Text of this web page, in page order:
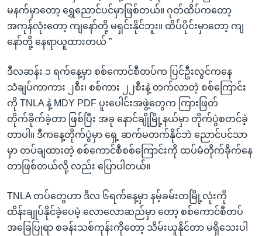
မနက်မှာတော့ ရွှေညောင်ပင်မှာဖြစ်တယ်။ ဂုတ်ထိပ်ကတော့
အကုန်လုံးတော့ ကျနော်တို့ မရှင်းနိုင်ဘူး။ ထိပ်ပိုင်းမှာတော့ ကျ
နော်တို့ နေရာယူထားတယ် ”
ဒီလဆန်း ၁ ရက်နေ့မှာ စစ်ကောင်စီတပ်က ပြင်ဦးလွင်ကနေ
သံချပ်ကာကား ၂စီး၊ စစ်ကား ၂၂စီးနဲ့ တက်လာတဲ့ စစ်ကြောင်း
ကို TNLA နဲ့ MDY PDF ပူးပေါင်းအဖွဲ့တွေက ကြားဖြတ်
တိုက်ခိုက်ခဲ့တာ ဖြစ်ပြီး အခု နောင်ချိုမြို့နယ်မှာ တိုက်ပွဲစတင်ခဲ့
တာပါ။ ဒီကနေ့တိုက်ပွဲမှာ ရှေ့ ဆက်မတက်နိုင်ဘဲ ညောင်ပင်သာ
မှာ တပ်ချထားတဲ့ စစ်ကောင်စီစစ်ကြောင်းကို ထပ်မံတိုက်ခိုက်နေ
တာဖြစ်တယ်လို့ လည်း ပြောပါတယ်။
TNLA တပ်တွေဟာ ဒီလ ၆ရက်နေ့မှာ နမ့်ခမ်းတမြို့လုံးကို
ထိန်းချုပ်နိုင်ခဲ့ပေမဲ့ လောလောဆည်မှာ တော့ စစ်ကောင်စီတပ်
အခြေပြုရာ စခန်းသစ်ကုန်းကိုတော့ သိမ်းယူနိုင်တာ မရှိသေးပါ